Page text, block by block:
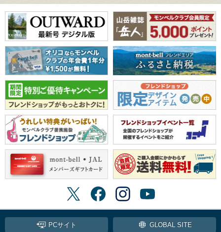
PCサイト GLOBAL SITE